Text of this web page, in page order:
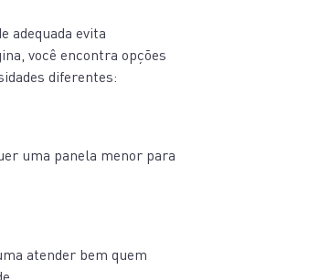
adequada evita
você encontra opções
diferentes:
uma panela menor para
atender bem quem